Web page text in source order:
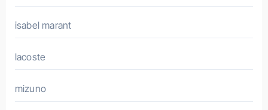
isabel marant
lacoste
mizuno